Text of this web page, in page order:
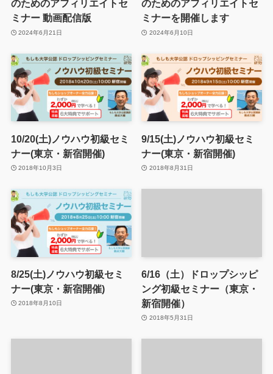
のためのアフィリエイトセ
ミナー 動画配信版
2024年6月21日
のためのアフィリエイトセ
ミナーを開催します
2024年6月10日
10/20(土)ノウハウ初級セミ
ナー(東京・新宿開催)
2018年10月3日
9/15(土)ノウハウ初級セミ
ナー(東京・新宿開催)
2018年8月31日
8/25(土)ノウハウ初級セミ
ナー(東京・新宿開催)
2018年8月10日
6/16（土）ドロップシッピ
ング初級セミナー（東京・
新宿開催）
2018年5月31日